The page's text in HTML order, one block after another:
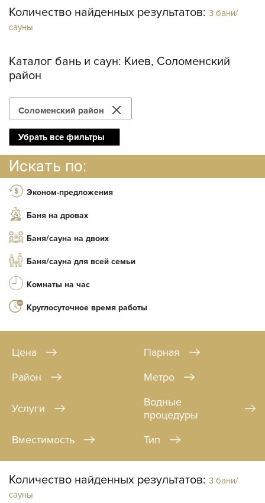
Количество найденных результатов: 3 бани/
сауны
Каталог бань и саун: Киев, Соломенский
район
Соломенский район
Убрать все фильтры
Искать по:
Эконом-предложения
Баня на дровах
Баня/сауна на двоих
Баня/сауна для всей семьи
Комнаты на час
Круглосуточное время работы
Цена
Парная
Район
Метро
Услуги
Водные
процедуры
Вместимость
Тип
Количество найденных результатов: 3 бани/
сауны